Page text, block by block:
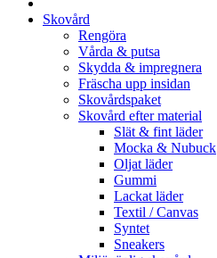
Skovård
Rengöra
Vårda & putsa
Skydda & impregnera
Fräscha upp insidan
Skovårdspaket
Skovård efter material
Slät & fint läder
Mocka & Nubuck
Oljat läder
Gummi
Lackat läder
Textil / Canvas
Syntet
Sneakers